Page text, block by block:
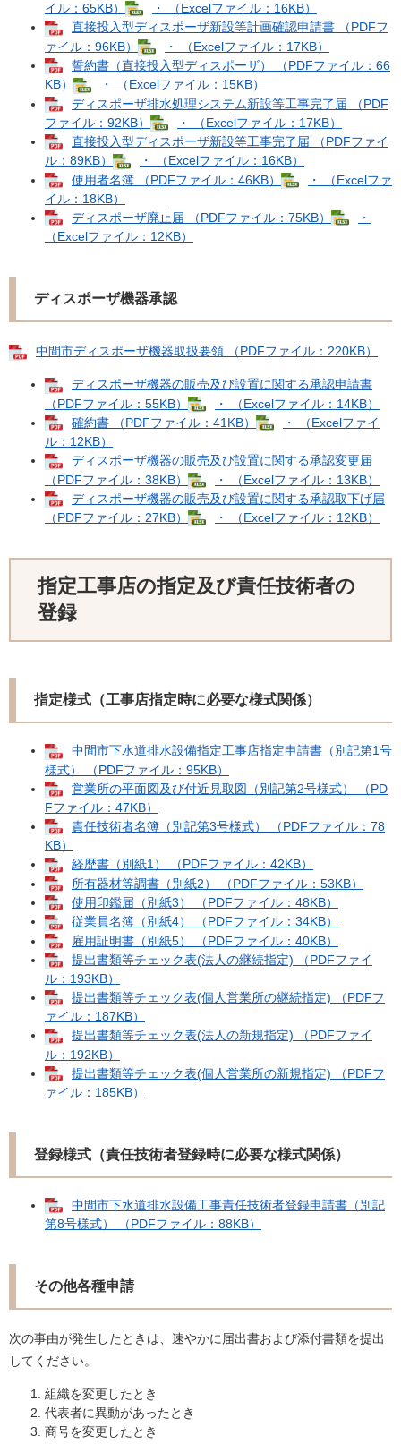
イル：65KB）
・ （Excelファイル：16KB）
直接投入型ディスポーザ新設等計画確認申請書 （PDFフ
ァイル：96KB）
・ （Excelファイル：17KB）
誓約書（直接投入型ディスポーザ） （PDFファイル：66
KB）
・ （Excelファイル：15KB）
ディスポーザ排水処理システム新設等工事完了届 （PDF
ファイル：92KB）
・ （Excelファイル：17KB）
直接投入型ディスポーザ新設等工事完了届 （PDFファイ
ル：89KB）
・ （Excelファイル：16KB）
使用者名簿 （PDFファイル：46KB）
・ （Excelファ
イル：18KB）
ディスポーザ廃止届 （PDFファイル：75KB）
・
（Excelファイル：12KB）
ディスポーザ機器承認
中間市ディスポーザ機器取扱要領 （PDFファイル：220KB）
ディスポーザ機器の販売及び設置に関する承認申請書
（PDFファイル：55KB）
・ （Excelファイル：14KB）
確約書 （PDFファイル：41KB）
・ （Excelファイ
ル：12KB）
ディスポーザ機器の販売及び設置に関する承認変更届
（PDFファイル：38KB）
・ （Excelファイル：13KB）
ディスポーザ機器の販売及び設置に関する承認取下げ届
（PDFファイル：27KB）
・ （Excelファイル：12KB）
指定工事店の指定及び責任技術者の
登録
指定様式（工事店指定時に必要な様式関係）
中間市下水道排水設備指定工事店指定申請書（別記第1号
様式） （PDFファイル：95KB）
営業所の平面図及び付近見取図（別記第2号様式） （PD
Fファイル：47KB）
責任技術者名簿（別記第3号様式） （PDFファイル：78
KB）
経歴書（別紙1） （PDFファイル：42KB）
所有器材等調書（別紙2） （PDFファイル：53KB）
使用印鑑届（別紙3） （PDFファイル：48KB）
従業員名簿（別紙4） （PDFファイル：34KB）
雇用証明書（別紙5） （PDFファイル：40KB）
提出書類等チェック表(法人の継続指定) （PDFファイ
ル：193KB）
提出書類等チェック表(個人営業所の継続指定) （PDFフ
ァイル：187KB）
提出書類等チェック表(法人の新規指定) （PDFファイ
ル：192KB）
提出書類等チェック表(個人営業所の新規指定) （PDFフ
ァイル：185KB）
登録様式（責任技術者登録時に必要な様式関係）
中間市下水道排水設備工事責任技術者登録申請書（別記
第8号様式） （PDFファイル：88KB）
その他各種申請
次の事由が発生したときは、速やかに届出書および添付書類を提出
してください。
組織を変更したとき
代表者に異動があったとき
商号を変更したとき